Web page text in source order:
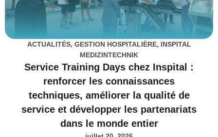
ACTUALITÉS, GESTION HOSPITALIÈRE, INSPITAL
MEDIZINTECHNIK
Service Training Days chez Inspital :
renforcer les connaissances
techniques, améliorer la qualité de
service et développer les partenariats
dans le monde entier